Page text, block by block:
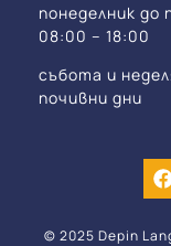
понеделник до
08:00 – 18:00
събота и
почивни дни
© 2025 Depin